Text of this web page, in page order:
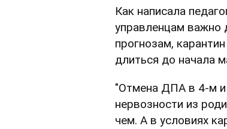
Как написала
управленцам важно
прогнозам,
длиться до начала
"Отмена ДПА в 4-м и
нервозности из
чем. А в условиях